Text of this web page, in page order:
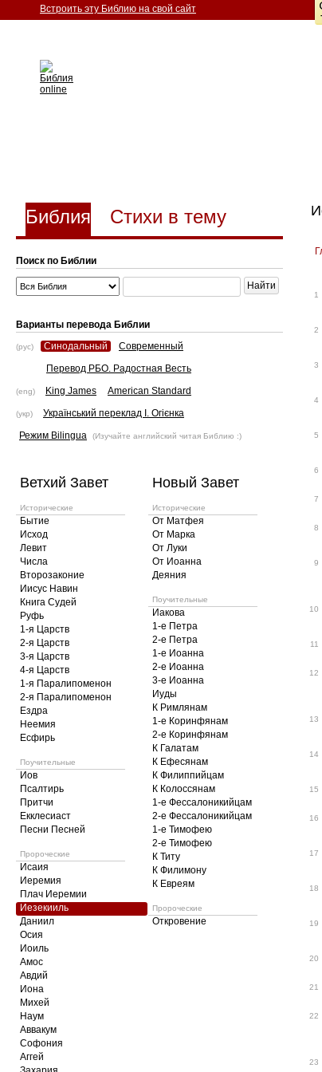
Встроить эту Библию на свой сайт
Библия Стихи в тему
Поиск по Библии
Найти
Варианты перевода Библии
(рус) Синодальный
Современный
Перевод РБО. Радостная Весть
(eng) King James American Standard
(укр)
Український переклад І. Огієнка
Режим Bilingua
(Изучайте английский читая Библию :)
Ветхий Завет
Исторические
Бытие
Исход
Левит
Числа
Второзаконие
Иисус Навин
Книга Судей
Руфь
1-я Царств
2-я Царств
3-я Царств
4-я Царств
1-я Паралипоменон
2-я Паралипоменон
Ездра
Неемия
Есфирь
Поучительные
Иов
Псалтирь
Притчи
Екклесиаст
Песни Песней
Пророческие
Исаия
Иеремия
Плач Иеремии
Иезекииль
Даниил
Осия
Иоиль
Амос
Авдий
Иона
Михей
Наум
Аввакум
Софония
Аггей
Новый Завет
Исторические
От Матфея
От Марка
От Луки
От Иоанна
Деяния
Поучительные
Иакова
1-е Петра
2-е Петра
1-е Иоанна
2-е Иоанна
3-е Иоанна
Иуды
К Римлянам
1-е Коринфянам
2-е Коринфянам
К Галатам
К Ефесянам
К Филиппийцам
К Колоссянам
1-е Фессалоникийцам
2-е Фессалоникийцам
1-е Тимофею
2-е Тимофею
К Титу
К Филимону
К Евреям
Пророческие
Откровение
1
2
3
4
5
6
7
8
9
10
11
12
13
14
15
16
17
18
19
20
21
22
23